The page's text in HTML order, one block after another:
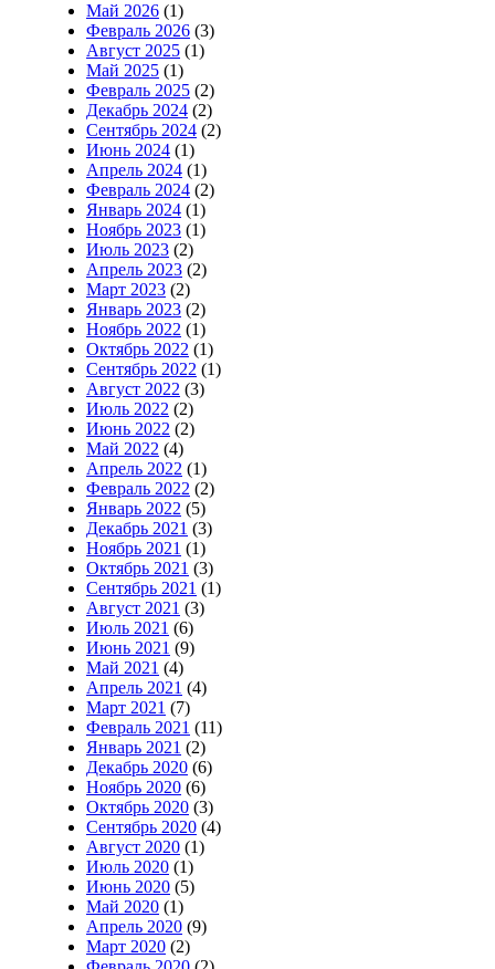
Май 2026 (1)
Февраль 2026 (3)
Август 2025 (1)
Май 2025 (1)
Февраль 2025 (2)
Декабрь 2024 (2)
Сентябрь 2024 (2)
Июнь 2024 (1)
Апрель 2024 (1)
Февраль 2024 (2)
Январь 2024 (1)
Ноябрь 2023 (1)
Июль 2023 (2)
Апрель 2023 (2)
Март 2023 (2)
Январь 2023 (2)
Ноябрь 2022 (1)
Октябрь 2022 (1)
Сентябрь 2022 (1)
Август 2022 (3)
Июль 2022 (2)
Июнь 2022 (2)
Май 2022 (4)
Апрель 2022 (1)
Февраль 2022 (2)
Январь 2022 (5)
Декабрь 2021 (3)
Ноябрь 2021 (1)
Октябрь 2021 (3)
Сентябрь 2021 (1)
Август 2021 (3)
Июль 2021 (6)
Июнь 2021 (9)
Май 2021 (4)
Апрель 2021 (4)
Март 2021 (7)
Февраль 2021 (11)
Январь 2021 (2)
Декабрь 2020 (6)
Ноябрь 2020 (6)
Октябрь 2020 (3)
Сентябрь 2020 (4)
Август 2020 (1)
Июль 2020 (1)
Июнь 2020 (5)
Май 2020 (1)
Апрель 2020 (9)
Март 2020 (2)